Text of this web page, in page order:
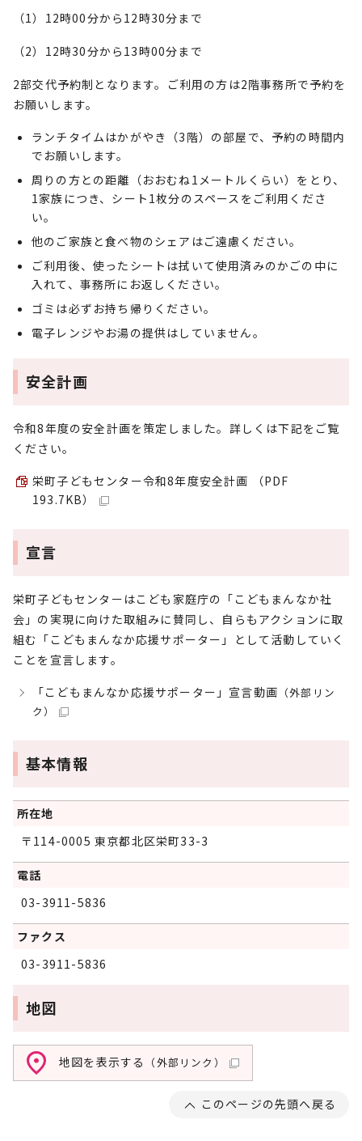
（1）12時00分から12時30分まで
（2）12時30分から13時00分まで
2部交代予約制となります。ご利用の方は2階事務所で予約を
お願いします。
ランチタイムはかがやき（3階）の部屋で、予約の時間内
でお願いします。
周りの方との距離（おおむね1メートルくらい）をとり、
1家族につき、シート1枚分のスペースをご利用くださ
い。
他のご家族と食べ物のシェアはご遠慮ください。
ご利用後、使ったシートは拭いて使用済みのかごの中に
入れて、事務所にお返しください。
ゴミは必ずお持ち帰りください。
電子レンジやお湯の提供はしていません。
安全計画
令和8年度の安全計画を策定しました。詳しくは下記をご覧
ください。
栄町子どもセンター令和8年度安全計画 （PDF
193.7KB）
宣言
栄町子どもセンターはこども家庭庁の「こどもまんなか社
会」の実現に向けた取組みに賛同し、自らもアクションに取
組む「こどもまんなか応援サポーター」として活動していく
ことを宣言します。
「こどもまんなか応援サポーター」宣言動画 （外部リン
ク）
基本情報
所在地
〒114-0005 東京都北区栄町33-3
電話
03-3911-5836
ファクス
03-3911-5836
地図
地図を表示する （外部リンク）
このページの先頭へ戻る